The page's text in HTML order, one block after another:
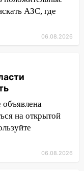
до 1 июля
4
области
АЗС, где
06.08.2026
объявлена
на открытой
06.08.2026